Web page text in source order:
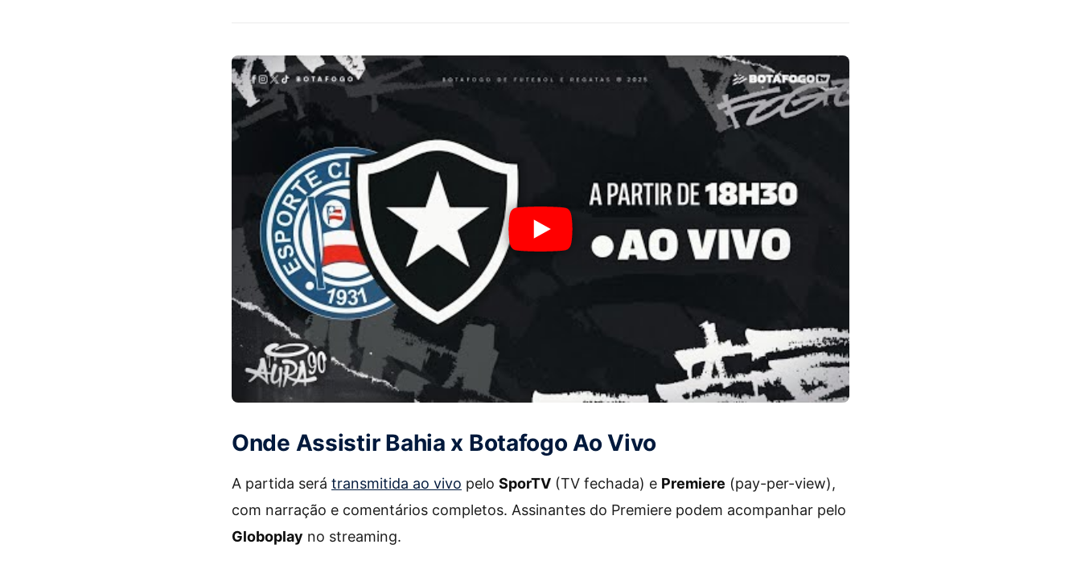
Onde Assistir Bahia x Botafogo Ao Vivo
A partida será transmitida ao vivo pelo SporTV (TV fechada) e Premiere (pay-per-view),
com narração e comentários completos. Assinantes do Premiere podem acompanhar pelo
Globoplay no streaming.